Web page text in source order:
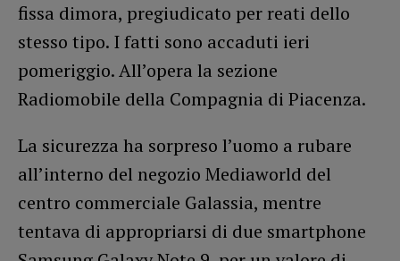
fissa dimora, pregiudicato per reati dello
stesso tipo. I fatti sono accaduti ieri
pomeriggio. All’opera la sezione
Radiomobile della Compagnia di Piacenza.
La sicurezza ha sorpreso l’uomo a rubare
all’interno del negozio Mediaworld del
centro commerciale Galassia, mentre
tentava di appropriarsi di due smartphone